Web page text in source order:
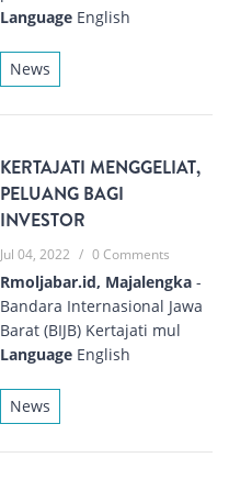
Language English
News
KERTAJATI MENGGELIAT,
PELUANG BAGI
INVESTOR
Jul 04, 2022 / 0 Comments
Rmoljabar.id, Majalengka -
Bandara Internasional Jawa
Barat (BIJB) Kertajati mul
Language English
News